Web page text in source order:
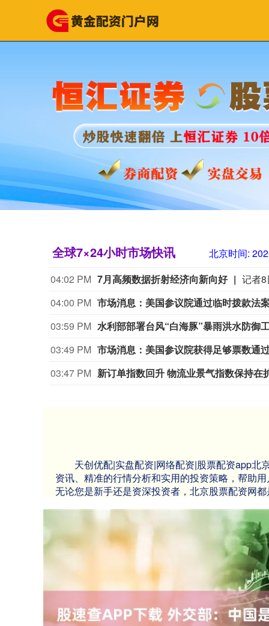
全球7×24小时市场快讯 北京时间:
04:02 PM 7月高频数据折射经济向新向好
04:00 PM 市场消息：美国参议院通过临时拨款法
03:59 PM 水利部部署台风“白海豚”暴雨洪水防御
03:49 PM 市场消息：美国参议院获得足够票数通
03:47 PM 新订单指数回升 物流业景气指数保持在
天创优配|实盘配资|网络配资|股票配资app北
资讯、精准的行情分析和实用的投资策略，帮助
无论您是新手还是资深投资者，北京股票配资网